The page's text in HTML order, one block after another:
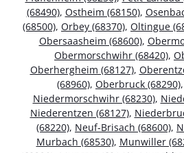
(68490), Ostheim (68150),
(68500), Orbey (68370), Oltingue
Obersaasheim (68600),
Obermorschwihr (68420),
Oberhergheim (68127),
(68960), Oberbruck (68290),
Niedermorschwihr (68230),
Niederentzen (68127),
(68220), Neuf-Brisach (68600),
Murbach (68530), Munwiller